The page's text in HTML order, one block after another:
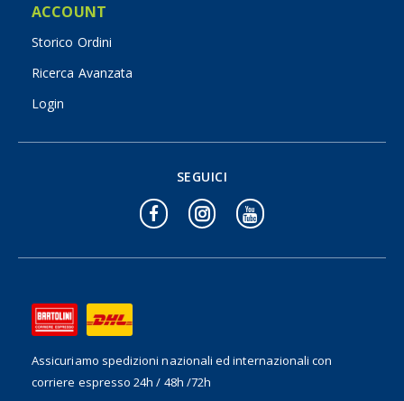
ACCOUNT
Storico Ordini
Ricerca Avanzata
Login
Assicuriamo spedizioni nazionali ed internazionalicon
corriere espresso 24h / 48h /72h
SEGUICI